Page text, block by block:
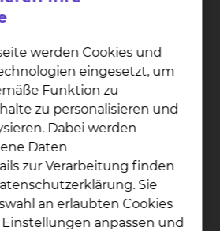
15, 38124 Braunschweig
mehr
Qualifikation zur
Praxisanleiter befähigt
ihre Funktion und
in Pflege- und
bzw. in den individuellen
auszufüllen:
werden Cookies und
eingesetzt, um
Funktion zu
zu personalisieren und
Dabei werden
Daten
zur Verarbeitung finden
Sie
an erlaubten Cookies
anpassen und